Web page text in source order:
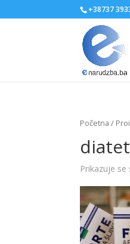
+38737
Početna /
Prikazuje